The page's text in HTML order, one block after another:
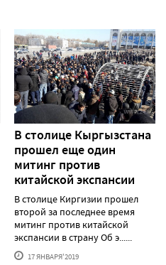
В столице Кыргызстана
прошел еще один
митинг против
китайской экспансии
В столице Киргизии прошел
второй за последнее время
митинг против китайской
экспансии в страну Об э......
17 ЯНВАРЯ'2019